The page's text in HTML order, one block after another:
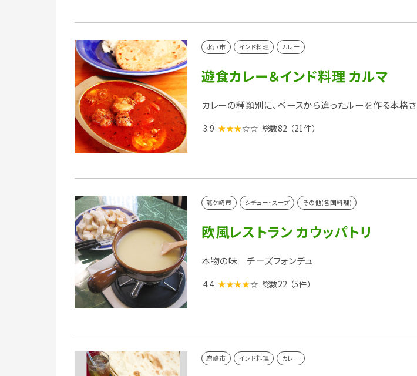
水戸市 インド料理 カレー
遊食カレー＆インド料理 カルマ
カレーの種類別に、ベースから違ったルーを作る本格さ
3.9 ★★★☆☆ 総数82 （21件）
龍ケ崎市 シチュー・スープ その他(各国料理)
欧風レストラン カウッパトリ
本物の味 チーズフォンデュ
4.4 ★★★★☆ 総数22 （5件）
鹿嶋市 インド料理 カレー